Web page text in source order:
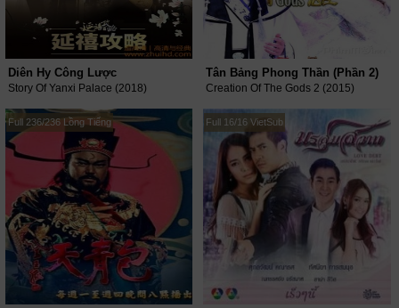
Diên Hy Công Lược
Story Of Yanxi Palace (2018)
Tân Bảng Phong Thần (Phần 2)
Creation Of The Gods 2 (2015)
Full 236/236 Lồng Tiếng Full 16/16 VietSub